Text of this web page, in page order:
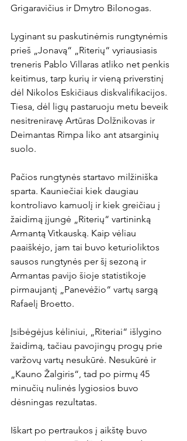
Grigaravičius ir Dmytro Bilonogas.
Lyginant su paskutinėmis rungtynėmis
prieš „Jonavą“ „Riterių“ vyriausiasis
treneris Pablo Villaras atliko net penkis
keitimus, tarp kurių ir vieną priverstinį
dėl Nikolos Eskičiaus diskvalifikacijos.
Tiesa, dėl ligų pastaruoju metu beveik
nesitreniravę Artūras Dolžnikovas ir
Deimantas Rimpa liko ant atsarginių
suolo.
Pačios rungtynės startavo milžiniška
sparta. Kauniečiai kiek daugiau
kontroliavo kamuolį ir kiek greičiau į
žaidimą įjungė „Riterių“ vartininką
Armantą Vitkauską. Kaip vėliau
paaiškėjo, jam tai buvo keturioliktos
sausos rungtynės per šį sezoną ir
Armantas pavijo šioje statistikoje
pirmaujantį „Panevėžio“ vartų sargą
Rafaelį Broetto.
Įsibėgėjus kėliniui, „Riteriai“ išlygino
žaidimą, tačiau pavojingų progų prie
varžovų vartų nesukūrė. Nesukūrė ir
„Kauno Žalgiris“, tad po pirmų 45
minučių nulinės lygiosios buvo
dėsningas rezultatas.
Iškart po pertraukos į aikštę buvo